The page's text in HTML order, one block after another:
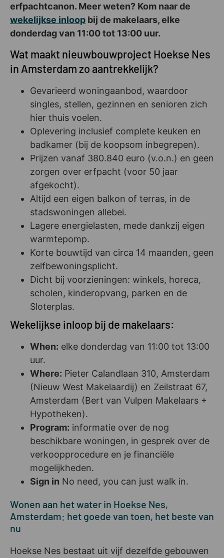
erfpachtcanon. Meer weten? Kom naar de
wekelijkse inloop bij de makelaars, elke
donderdag van 11:00 tot 13:00 uur.
Wat maakt nieuwbouwproject Hoekse Nes
in Amsterdam zo aantrekkelijk?
Gevarieerd woningaanbod, waardoor
singles, stellen, gezinnen en senioren zich
hier thuis voelen.
Oplevering inclusief complete keuken en
badkamer (bij de koopsom inbegrepen).
Prijzen vanaf 380.840 euro (v.o.n.) en geen
zorgen over erfpacht (voor 50 jaar
afgekocht).
Altijd een eigen balkon of terras, in de
stadswoningen allebei.
Lagere energielasten, mede dankzij eigen
warmtepomp.
Korte bouwtijd van circa 14 maanden, geen
zelfbewoningsplicht.
Dicht bij voorzieningen: winkels, horeca,
scholen, kinderopvang, parken en de
Sloterplas.
Wekelijkse inloop bij de makelaars:
When: elke donderdag van 11:00 tot 13:00
uur.
Where: Pieter Calandlaan 310, Amsterdam
(Nieuw West Makelaardij) en Zeilstraat 67,
Amsterdam (Bert van Vulpen Makelaars +
Hypotheken).
Program: informatie over de nog
beschikbare woningen, in gesprek over de
verkoopprocedure en je financiële
mogelijkheden.
Sign in No need, you can just walk in.
Wonen aan het water in Hoekse Nes,
Amsterdam: het goede van toen, het beste van
nu
Hoekse Nes bestaat uit vijf dezelfde gebouwen